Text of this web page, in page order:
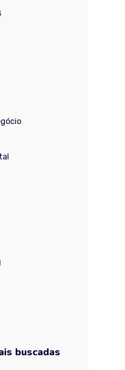
buscadas